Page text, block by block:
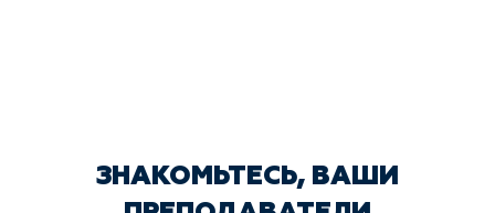
ЗНАКОМЬТЕСЬ, ВАШИ